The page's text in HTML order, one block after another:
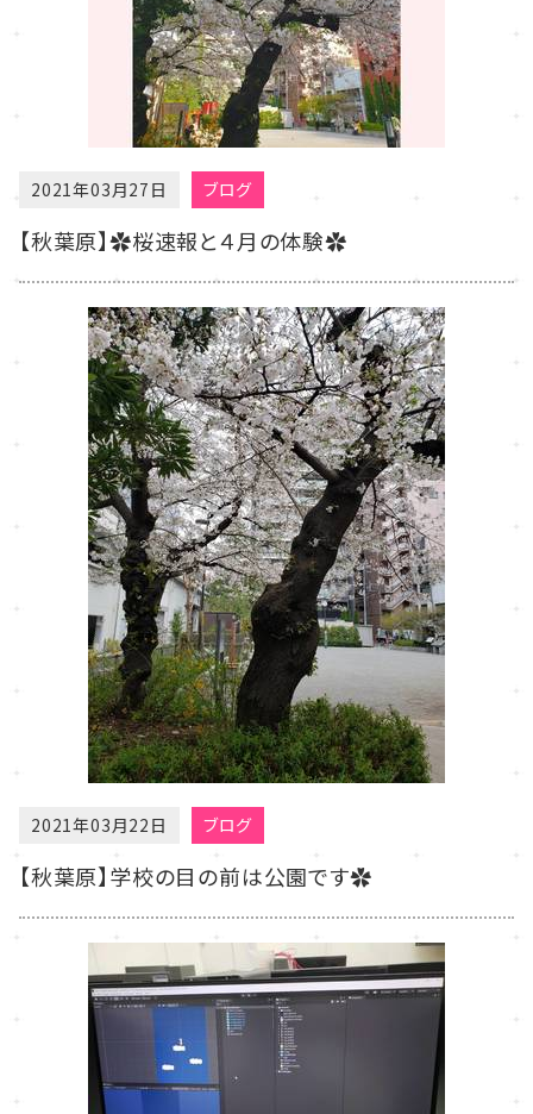
2021年03月27日 ブログ
【秋葉原】✿桜速報と４月の体験✿
2021年03月22日 ブログ
【秋葉原】学校の目の前は公園です✿